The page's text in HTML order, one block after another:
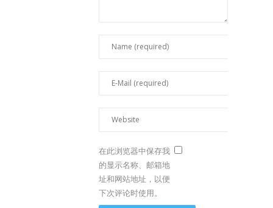
在此浏览器中保存我
的显示名称、邮箱地
址和网站地址，以便
下次评论时使用。